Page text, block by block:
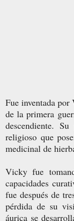
Fue inventada
de la primera
descendiente.
religioso que
medicinal de
Vicky fue
capacidades
fue después de
pérdida de su
áurica se